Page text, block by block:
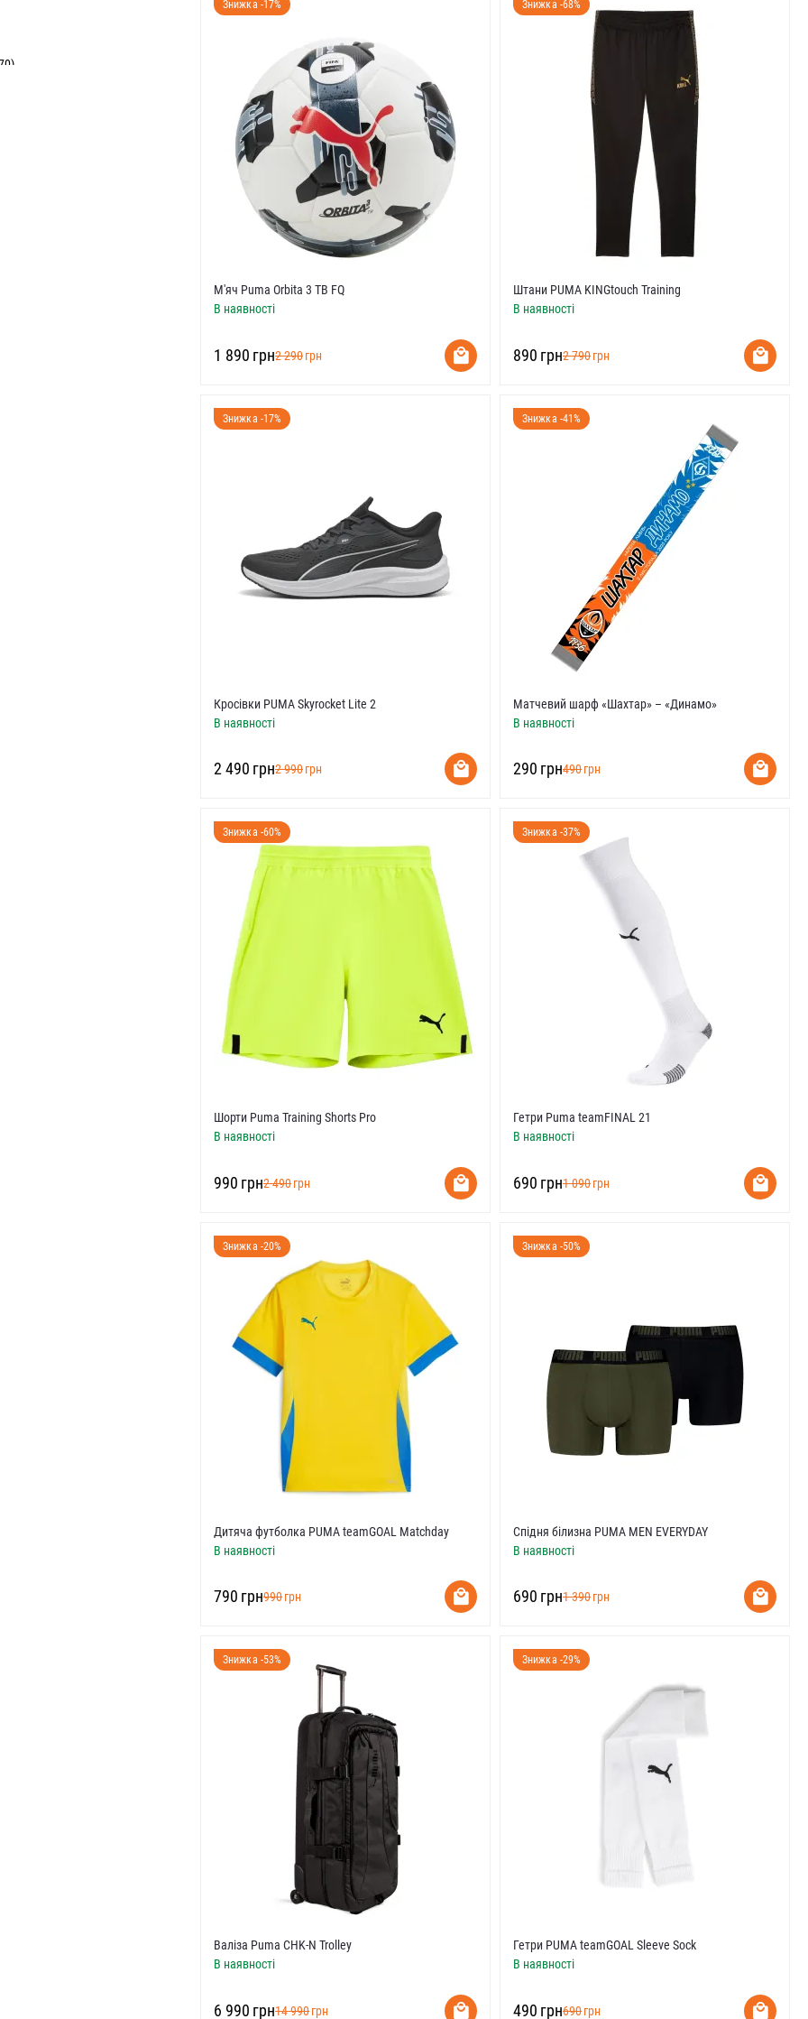
Знижка -17%
М'яч Puma Orbita 3 TB FQ
В наявності
‍1 890‍ грн‍2 290‍грн
Знижка -68%
Штани PUMA KINGtouch Training
В наявності
‍890‍ грн‍2 790‍грн
Знижка -17%
Кросівки PUMA Skyrocket Lite 2
В наявності
‍2 490‍ грн‍2 990‍грн
Знижка -41%
Матчевий шарф «Шахтар» – «Динамо»
В наявності
‍290‍ грн‍490‍грн
Знижка -60%
Шорти Puma Training Shorts Pro
В наявності
‍990‍ грн‍2 490‍грн
Знижка -37%
Гетри Puma teamFINAL 21
В наявності
‍690‍ грн‍1 090‍грн
Знижка -20%
Дитяча футболка PUMA teamGOAL Matchday
В наявності
‍790‍ грн‍990‍грн
Знижка -50%
Спідня білизна PUMA MEN EVERYDAY
В наявності
‍690‍ грн‍1 390‍грн
Знижка -53%
Валіза Puma CHK-N Trolley
В наявності
‍6 990‍ грн‍14 990‍грн
Знижка -29%
Гетри PUMA teamGOAL Sleeve Sock
В наявності
‍490‍ грн‍690‍грн